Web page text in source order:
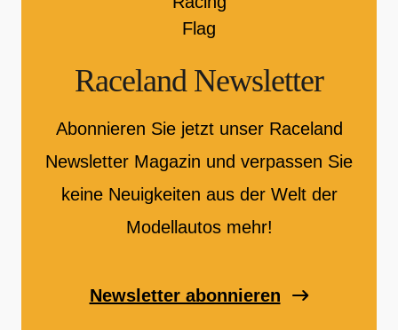
Raceland Newsletter
Abonnieren Sie jetzt unser Raceland
Newsletter Magazin und verpassen Sie
keine Neuigkeiten aus der Welt der
Modellautos mehr!
Newsletter abonnieren